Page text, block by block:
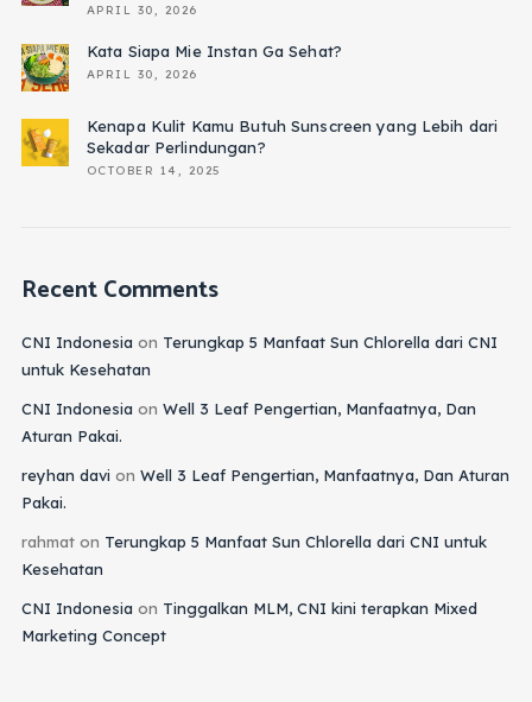
APRIL 30, 2026
Kata Siapa Mie Instan Ga Sehat?
APRIL 30, 2026
Kenapa Kulit Kamu Butuh Sunscreen yang Lebih dari
Sekadar Perlindungan?
OCTOBER 14, 2025
Recent Comments
CNI Indonesia on Terungkap 5 Manfaat Sun Chlorella dari CNI
untuk Kesehatan
CNI Indonesia on Well 3 Leaf Pengertian, Manfaatnya, Dan
Aturan Pakai.
reyhan davi on Well 3 Leaf Pengertian, Manfaatnya, Dan Aturan
Pakai.
rahmaton Terungkap 5 Manfaat Sun Chlorella dari CNI untuk
Kesehatan
CNI Indonesia on Tinggalkan MLM, CNI kini terapkan Mixed
Marketing Concept